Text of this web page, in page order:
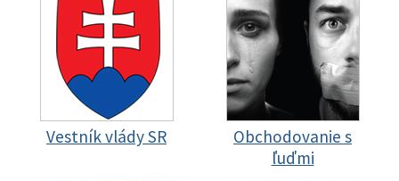
Vestník vlády SR
Obchodovanie s
ľuďmi